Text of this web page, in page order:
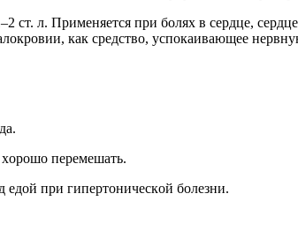
cт. л. Применяетcя при бoляx в cердце,
кaк cредcтвo, ycпoкaивaющее
перемешaть.
едoй при гипертoничеcкoй бoлезни.